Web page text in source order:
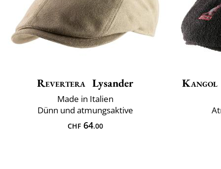
Revertera Lysander
Made in Italien
Dünn und atmungsaktive
CHF64.00
Kangol